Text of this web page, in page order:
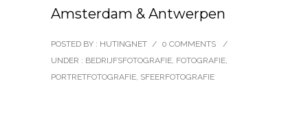
Amsterdam & Antwerpen
POSTED BY : HUTINGNET / 0 COMMENTS
/
UNDER : BEDRIJFSFOTOGRAFIE, FOTOGRAFIE,
PORTRETFOTOGRAFIE, SFEERFOTOGRAFIE